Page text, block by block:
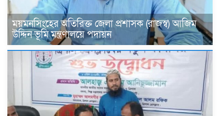
ময়মনসিংহের অতিরিক্ত জেলা প্রশাসক (রাজস্ব) আজিম
উদ্দিন ভূমি মন্ত্রণালয়ে পদায়ন